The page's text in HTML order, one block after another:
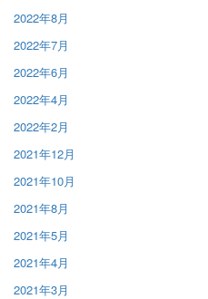
2022年8月
2022年7月
2022年6月
2022年4月
2022年2月
2021年12月
2021年10月
2021年8月
2021年5月
2021年4月
2021年3月